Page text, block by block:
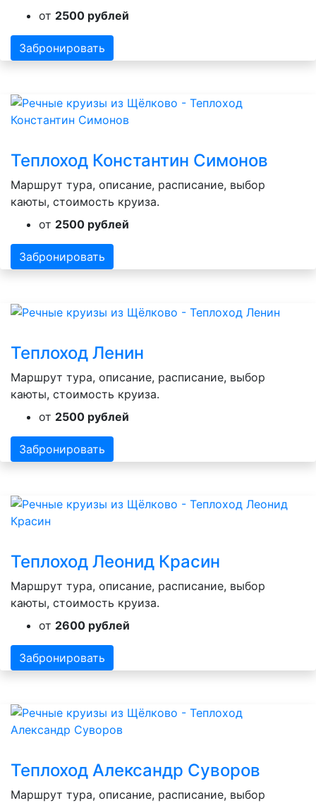
от 2500 рублей
Забронировать
Теплоход Константин Симонов
Маршрут тура, описание, расписание, выбор
каюты, стоимость круиза.
от 2500 рублей
Забронировать
Теплоход Ленин
Маршрут тура, описание, расписание, выбор
каюты, стоимость круиза.
от 2500 рублей
Забронировать
Теплоход Леонид Красин
Маршрут тура, описание, расписание, выбор
каюты, стоимость круиза.
от 2600 рублей
Забронировать
Теплоход Александр Суворов
Маршрут тура, описание, расписание, выбор